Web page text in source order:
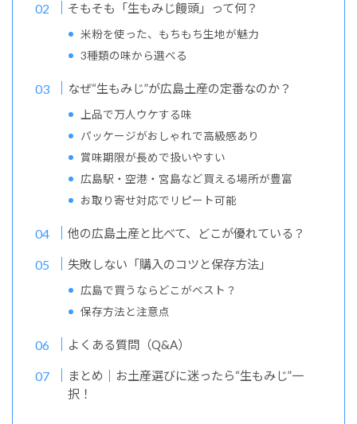
そもそも「生もみじ饅頭」って何？
米粉を使った、もちもち生地が魅力
3種類の味から選べる
なぜ“生もみじ”が広島土産の定番なのか？
上品で万人ウケする味
パッケージがおしゃれで高級感あり
賞味期限が長めで扱いやすい
広島駅・空港・宮島など買える場所が豊富
お取り寄せ対応でリピート可能
他の広島土産と比べて、どこが優れている？
失敗しない「購入のコツと保存方法」
広島で買うならどこがベスト？
保存方法と注意点
よくある質問（Q&A）
まとめ｜お土産選びに迷ったら“生もみじ”一
択！